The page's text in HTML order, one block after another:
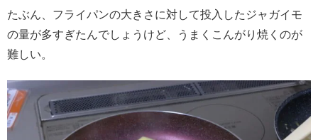
たぶん、フライパンの大きさに対して投入したジャガイモ
の量が多すぎたんでしょうけど、うまくこんがり焼くのが
難しい。